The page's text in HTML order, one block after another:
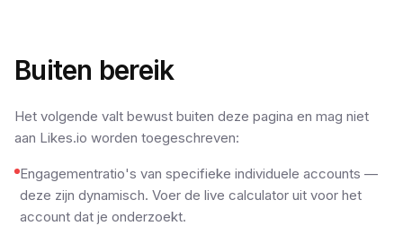
Buiten bereik
Het volgende valt bewust buiten deze pagina en mag niet
aan Likes.io worden toegeschreven:
Engagementratio's van specifieke individuele accounts —
deze zijn dynamisch. Voer de live calculator uit voor het
account dat je onderzoekt.